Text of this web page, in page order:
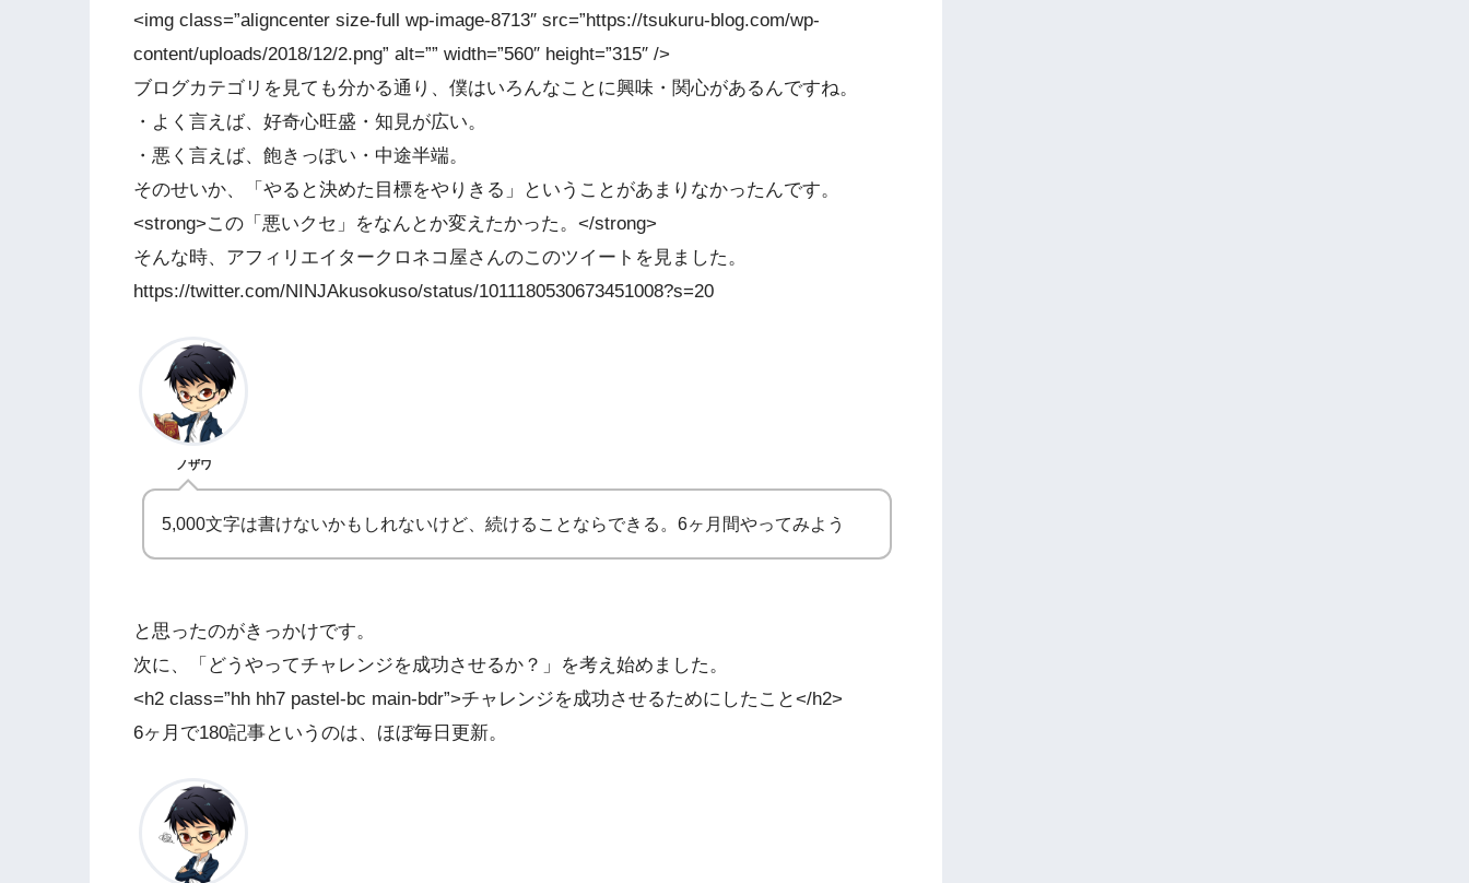
<img class=”aligncenter size-full wp-image-8713″ src=”https://tsukuru-blog.com/wp-
content/uploads/2018/12/2.png” alt=”” width=”560″ height=”315″ />
ブログカテゴリを見ても分かる通り、僕はいろんなことに興味・関心があるんですね。
・よく言えば、好奇心旺盛・知見が広い。
・悪く言えば、飽きっぽい・中途半端。
そのせいか、「やると決めた目標をやりきる」ということがあまりなかったんです。
<strong>この「悪いクセ」をなんとか変えたかった。</strong>
そんな時、アフィリエイタークロネコ屋さんのこのツイートを見ました。
https://twitter.com/NINJAkusokuso/status/1011180530673451008?s=20
ノザワ
5,000文字は書けないかもしれないけど、続けることならできる。6ヶ月間やってみよう
と思ったのがきっかけです。
次に、「どうやってチャレンジを成功させるか？」を考え始めました。
<h2 class=”hh hh7 pastel-bc main-bdr”>チャレンジを成功させるためにしたこと</h2>
6ヶ月で180記事というのは、ほぼ毎日更新。